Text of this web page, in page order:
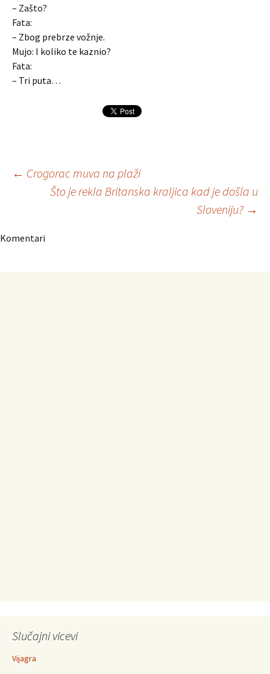
– Zašto?
Fata:
– Zbog prebrze vožnje.
Mujo: I koliko te kaznio?
Fata:
– Tri puta…
Navigacija
← Crogorac muva na plaži
Što je rekla Britanska kraljica kad je došla u
Sloveniju? →
Komentari
Slučajni vicevi
Vijagra